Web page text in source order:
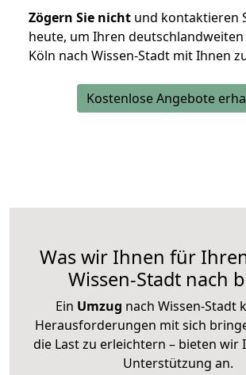
Zögern Sie nicht und kontaktieren
heute, um Ihren
Köln nach Wissen-Stadt mit Ihnen
Kostenlose Angebote
Was wir Ihnen für
Wissen-Stadt nach
Ein Umzug nach Wissen-Stadt
Herausforderungen mit sich
die Last zu erleichtern – bieten wir
Unterstützung an.